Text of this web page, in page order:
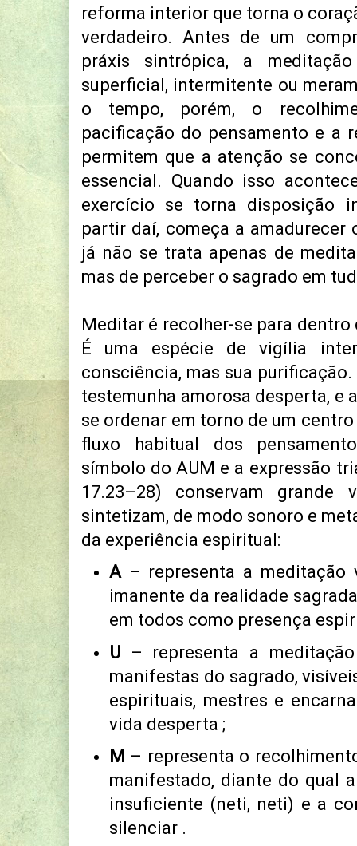
reforma interior que torna o
verdadeiro. Antes de um
práxis sintrópica, a
superficial, intermitente ou
o tempo, porém, o
pacificação do pensamento e a
permitem que a atenção se
essencial. Quando isso
exercício se torna disposição
partir daí, começa a amadurecer
já não se trata apenas de
mas de perceber o sagrado em
Meditar é recolher-se para
É uma espécie de vigília
consciência, mas sua
testemunha amorosa desperta, e
se ordenar em torno de um
fluxo habitual dos
símbolo do AUM e a expressão
17.23–28) conservam grande
sintetizam, de modo sonoro e
da experiência espiritual:
A– representa a meditação
imanente da realidade
em todos como presença
U – representa a
manifestas do sagrado,
espirituais, mestres e
vida desperta ;
M – representa o
manifestado, diante do qual
insuficiente (neti, neti) e a
silenciar .